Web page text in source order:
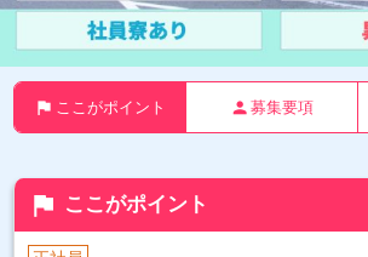
flag ここがポイント person 募集要項
flag ここがポイント